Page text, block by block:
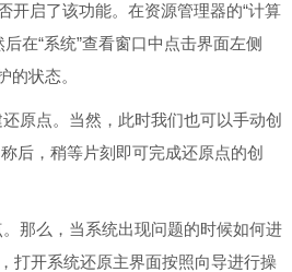
启了该功能。在资源管理器的“计算
在“系统”查看窗口中点击界面左侧
的状态。
原点。当然，此时我们也可以手动创
后，稍等片刻即可完成还原点的创
那么，当系统出现问题的时候如何进
打开系统还原主界面按照向导进行操